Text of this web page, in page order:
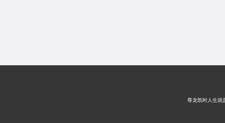
尊龙凯时人生就